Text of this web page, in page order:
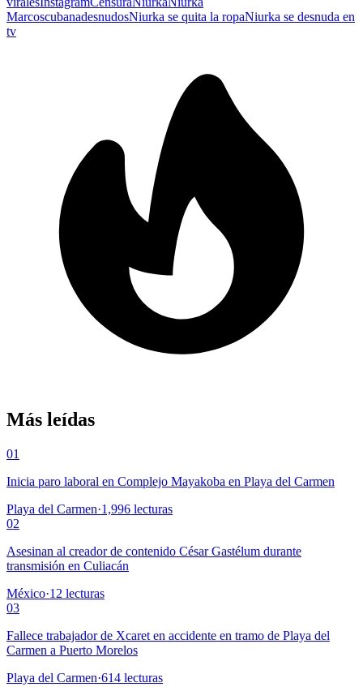
MarcoscubanadesnudosNiurka se quita la ropaNiurka se desnuda en
tv
Más leídas
01
Inicia paro laboral en Complejo Mayakoba en Playa del Carmen
Playa del Carmen·1,996 lecturas
02
Asesinan al creador de contenido César Gastélum durante
transmisión en Culiacán
México·12 lecturas
03
Fallece trabajador de Xcaret en accidente en tramo de Playa del
Carmen a Puerto Morelos
Playa del Carmen·614 lecturas